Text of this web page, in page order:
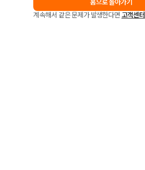
홈으로 돌아가기
계속해서 같은 문제가 발생한다면 고객센터